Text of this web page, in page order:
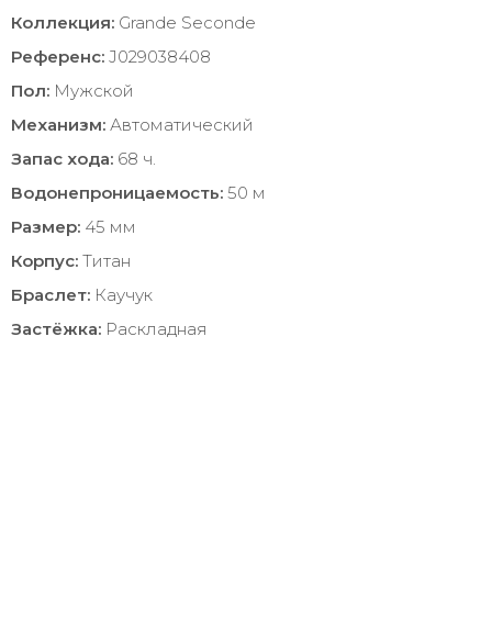
Коллекция: Grande Seconde
Референс: J029038408
Пол: Мужской
Механизм: Автоматический
Запас хода: 68 ч.
Водонепроницаемость: 50 м
Размер: 45 мм
Корпус: Титан
Браслет: Каучук
Застёжка: Раскладная